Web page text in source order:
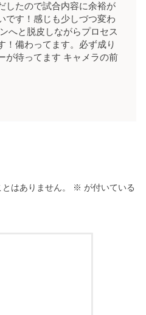
したので試合内容に余裕が
です！感じも少しづつ変わ
へと脱皮しながらプロセス
！備わってます。必ず成り
が待ってます キャメラの前
はありません。 ※ が付いている